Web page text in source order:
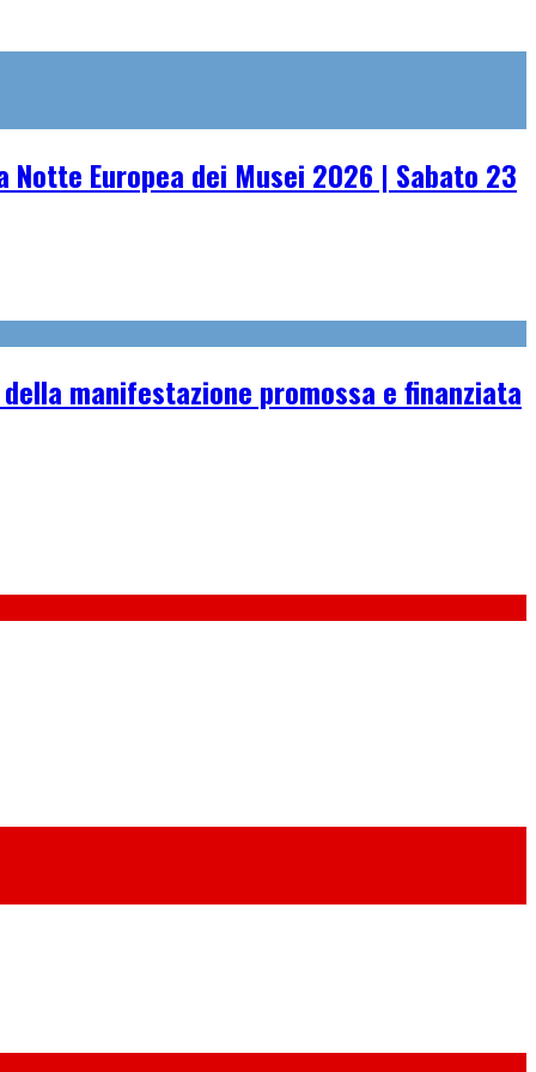
Notte Europea dei Musei 2026 | Sabato 23
della manifestazione promossa e finanziata